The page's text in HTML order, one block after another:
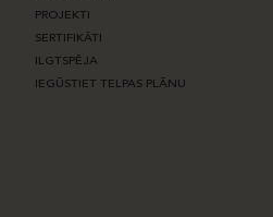
PROJEKTI
SERTIFIKĀTI
ILGTSPĒJA
IEGŪSTIET TELPAS PLĀNU